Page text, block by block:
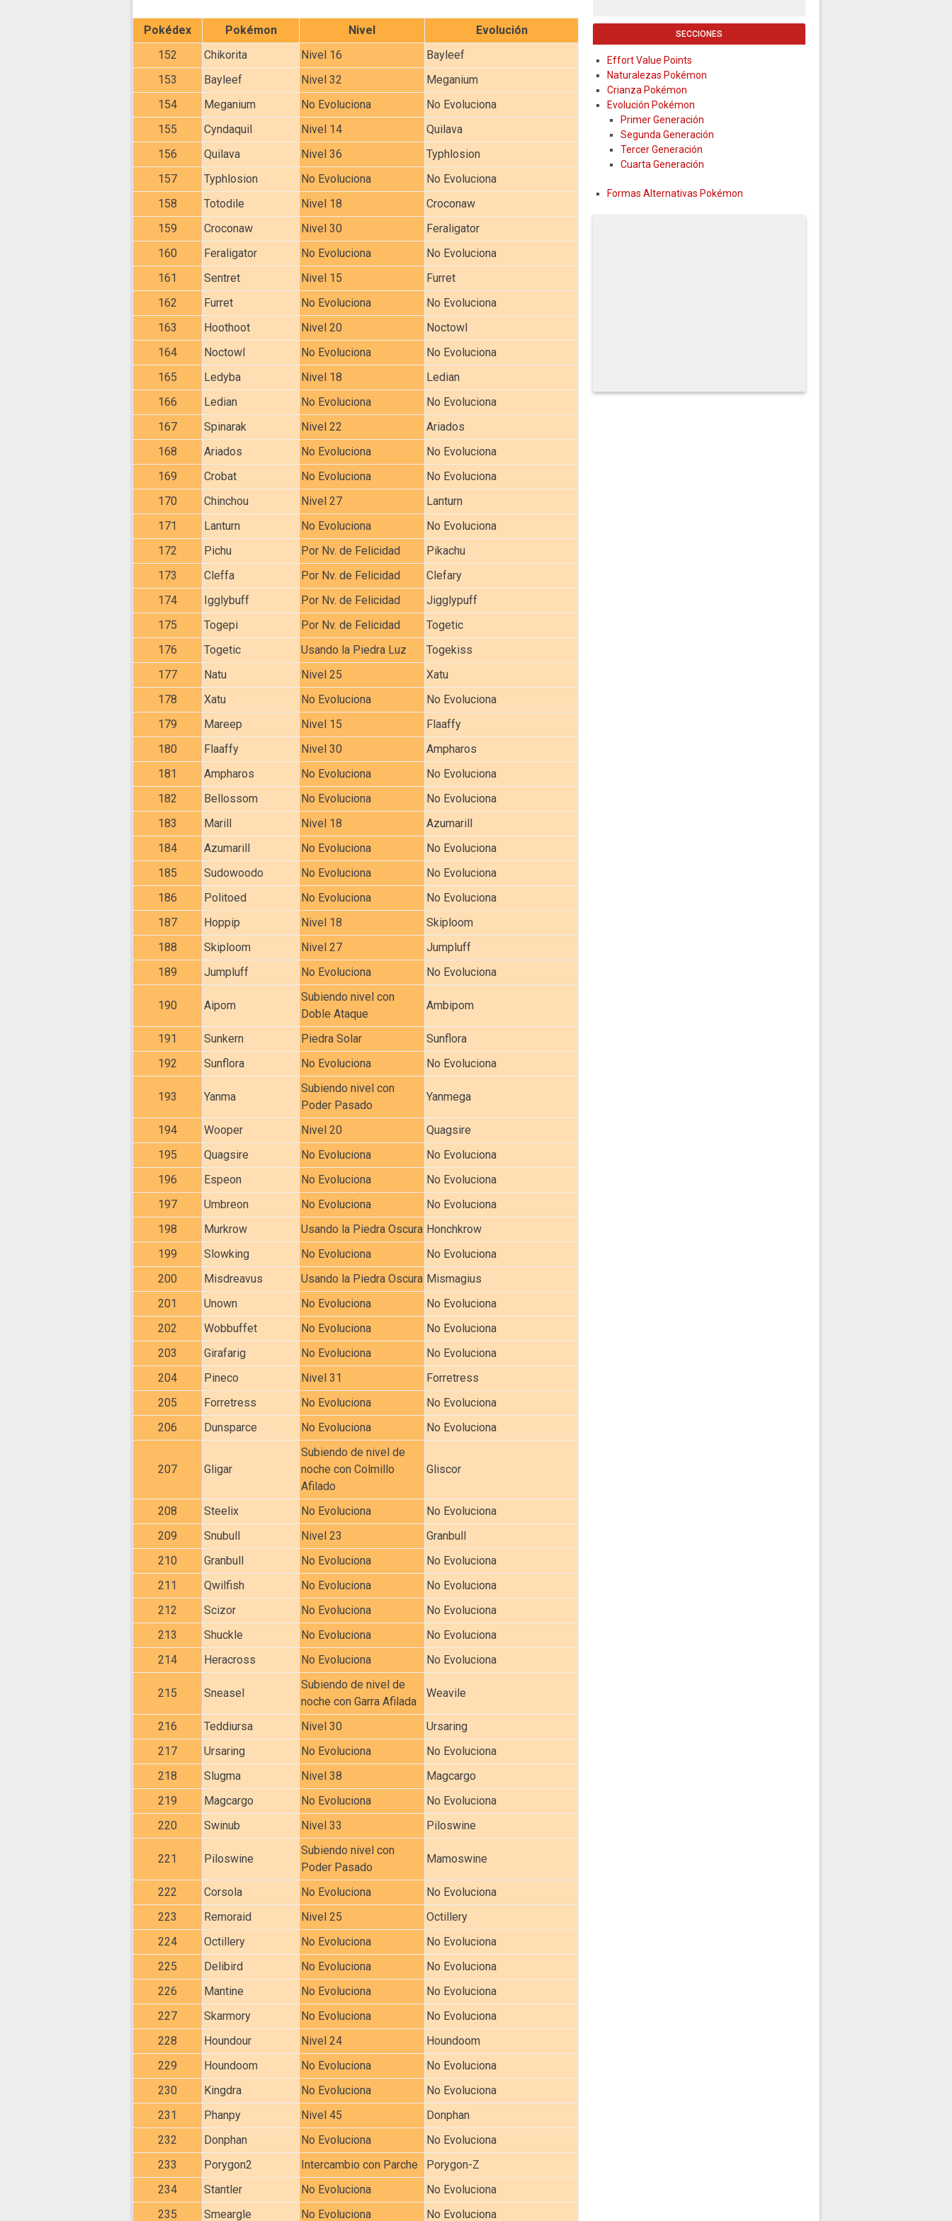
Pokédex Pokémon Nivel
Evolución
152
Chikorita Nivel 16
Bayleef
153
Bayleef Nivel 32
Meganium
154
Meganium No Evoluciona
No Evoluciona
155
Cyndaquil Nivel 14
Quilava
156
Quilava Nivel 36
Typhlosion
157
Typhlosion No Evoluciona
No Evoluciona
158
Totodile Nivel 18
Croconaw
159
Croconaw Nivel 30
Feraligator
160
Feraligator No Evoluciona
No Evoluciona
161
Sentret Nivel 15
Furret
162
Furret No Evoluciona
No Evoluciona
163
Hoothoot Nivel 20
Noctowl
164
Noctowl No Evoluciona
No Evoluciona
165
Ledyba Nivel 18
Ledian
166
Ledian No Evoluciona
No Evoluciona
167
Spinarak Nivel 22
Ariados
168
Ariados No Evoluciona
No Evoluciona
169
Crobat No Evoluciona
No Evoluciona
170
Chinchou Nivel 27
Lanturn
171
Lanturn No Evoluciona
No Evoluciona
172
Pichu Por Nv. de Felicidad
Pikachu
173
Cleffa Por Nv. de Felicidad
Clefary
174
Igglybuff Por Nv. de Felicidad
Jigglypuff
175
Togepi Por Nv. de Felicidad
Togetic
176
Togetic Usando la Piedra Luz
Togekiss
177
Natu Nivel 25
Xatu
178
Xatu No Evoluciona
No Evoluciona
179
Mareep Nivel 15
Flaaffy
180
Flaaffy Nivel 30
Ampharos
181
Ampharos No Evoluciona
No Evoluciona
182
Bellossom No Evoluciona
No Evoluciona
183
Marill Nivel 18
Azumarill
184
Azumarill No Evoluciona
No Evoluciona
185
Sudowoodo No Evoluciona
No Evoluciona
186
Politoed No Evoluciona
No Evoluciona
187
Hoppip Nivel 18
Skiploom
188
Skiploom Nivel 27
Jumpluff
189
Jumpluff No Evoluciona No Evoluciona
190 Aipom
Subiendo nivel con
Doble Ataque
Ambipom
191 Sunkern Piedra Solar
Sunflora
192
Sunflora No Evoluciona No Evoluciona
193 Yanma
Subiendo nivel con
Poder Pasado
Yanmega
194 Wooper Nivel 20
Quagsire
195
Quagsire No Evoluciona
No Evoluciona
196
Espeon No Evoluciona
No Evoluciona
197
Umbreon No Evoluciona
No Evoluciona
198
Murkrow Usando la Piedra Oscura Honchkrow
199
Slowking No Evoluciona
No Evoluciona
200
Misdreavus Usando la Piedra Oscura Mismagius
201
Unown No Evoluciona
No Evoluciona
202
Wobbuffet No Evoluciona
No Evoluciona
203
Girafarig No Evoluciona
No Evoluciona
204
Pineco Nivel 31
Forretress
205
Forretress No Evoluciona
No Evoluciona
206
Dunsparce No Evoluciona No Evoluciona
207 Gligar
Subiendo de nivel de
noche con Colmillo
Afilado
Gliscor
208 Steelix No Evoluciona
No Evoluciona
209
Snubull Nivel 23
Granbull
210
Granbull No Evoluciona
No Evoluciona
211
Qwilfish No Evoluciona
No Evoluciona
212
Scizor No Evoluciona
No Evoluciona
213
Shuckle No Evoluciona
No Evoluciona
214
Heracross No Evoluciona No Evoluciona
215 Sneasel
Subiendo de nivel de
noche con Garra Afilada
Weavile
216 Teddiursa Nivel 30
Ursaring
217
Ursaring No Evoluciona
No Evoluciona
218
Slugma Nivel 38
Magcargo
219
Magcargo No Evoluciona
No Evoluciona
220
Swinub Nivel 33 Piloswine
221 Piloswine
Subiendo nivel con
Poder Pasado
Mamoswine
222 Corsola No Evoluciona
No Evoluciona
223
Remoraid Nivel 25
Octillery
224
Octillery No Evoluciona
No Evoluciona
225
Delibird No Evoluciona
No Evoluciona
226
Mantine No Evoluciona
No Evoluciona
227
Skarmory No Evoluciona
No Evoluciona
228
Houndour Nivel 24
Houndoom
229
Houndoom No Evoluciona
No Evoluciona
230
Kingdra No Evoluciona
No Evoluciona
231
Phanpy Nivel 45
Donphan
232
Donphan No Evoluciona
No Evoluciona
233
Porygon2 Intercambio con Parche
Porygon-Z
234
Stantler No Evoluciona
No Evoluciona
235
Smeargle No Evoluciona No Evoluciona
SECCIONES
Effort Value Points
Naturalezas Pokémon
Crianza Pokémon
Evolución Pokémon
Primer Generación
Segunda Generación
Tercer Generación
Cuarta Generación
Formas Alternativas Pokémon